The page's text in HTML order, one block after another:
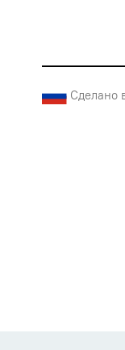
Сделано